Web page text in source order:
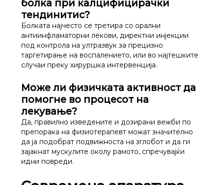
болка при калцифицирачки
тендинитис?
Болката најчесто се третира со орални
антиинфламаторни лекови, директни инјекции
под контрола на ултразвук за прецизно
таргетирање на воспалението, или во најтешките
случаи преку хируршка интервенција.
Може ли физичката активност да
помогне во процесот на
лекување?
Да, правилно изведените и дозирани вежби по
препорака на физиотерапевт можат значително
да ја подобрат подвижноста на зглобот и да ги
зајакнат мускулите околу рамото, спречувајќи
идни повреди.